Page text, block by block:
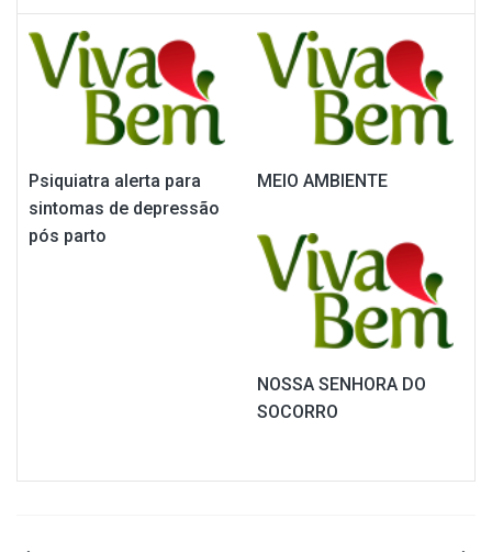
Psiquiatra alerta para
sintomas de depressão
pós parto
MEIO AMBIENTE
NOSSA SENHORA DO
SOCORRO